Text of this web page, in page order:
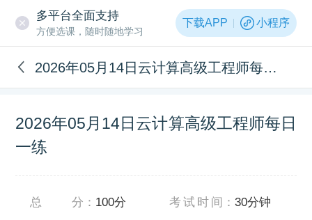
多平台全面支持
方便选课，随时随地学习
下载APP 小程序
2026年05月14日云计算高级工程师每日一练
2026年05月14日云计算高级工程师每日
一练
总分 ： 100分 考试时间 ：30分钟